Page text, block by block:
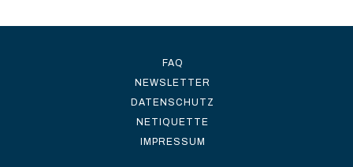
FAQ
NEWSLETTER
DATENSCHUTZ
NETIQUETTE
IMPRESSUM